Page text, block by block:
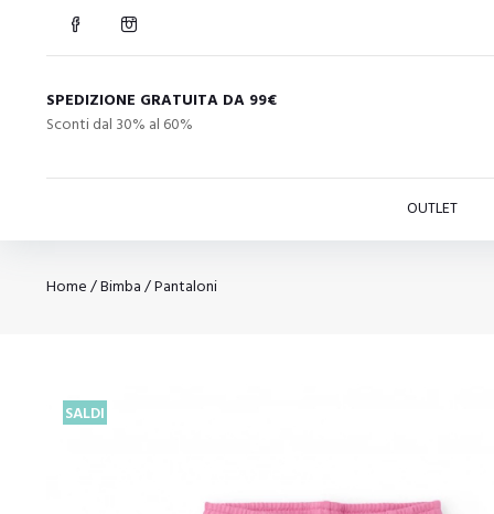
SPEDIZIONE GRATUITA DA 99€
Sconti dal 30% al 60%
OUTLET
Home/Bimba/Pantaloni
SALDI